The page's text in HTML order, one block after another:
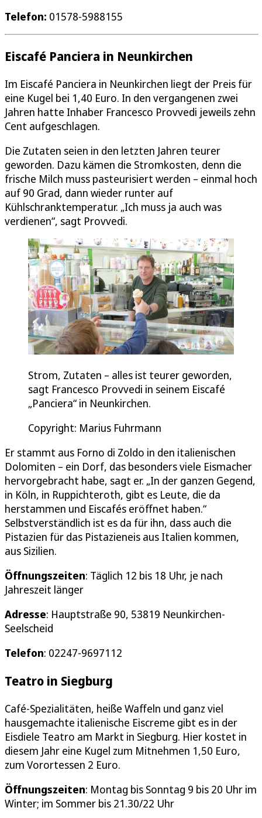
Telefon: 01578-5988155
Eiscafé Panciera in Neunkirchen
Im Eiscafé Panciera in Neunkirchen liegt der Preis für
eine Kugel bei 1,40 Euro. In den vergangenen zwei
Jahren hatte Inhaber Francesco Provvedi jeweils zehn
Cent aufgeschlagen.
Die Zutaten seien in den letzten Jahren teurer
geworden. Dazu kämen die Stromkosten, denn die
frische Milch muss pasteurisiert werden – einmal hoch
auf 90 Grad, dann wieder runter auf
Kühlschranktemperatur. „Ich muss ja auch was
verdienen“, sagt Provvedi.
Strom, Zutaten – alles ist teurer geworden,
sagt Francesco Provvedi in seinem Eiscafé
„Panciera“ in Neunkirchen.
Copyright: Marius Fuhrmann
Er stammt aus Forno di Zoldo in den italienischen
Dolomiten – ein Dorf, das besonders viele Eismacher
hervorgebracht habe, sagt er. „In der ganzen Gegend,
in Köln, in Ruppichteroth, gibt es Leute, die da
herstammen und Eiscafés eröffnet haben.“
Selbstverständlich ist es da für ihn, dass auch die
Pistazien für das Pistazieneis aus Italien kommen,
aus Sizilien.
Öffnungszeiten: Täglich 12 bis 18 Uhr, je nach
Jahreszeit länger
Adresse: Hauptstraße 90, 53819 Neunkirchen-
Seelscheid
Telefon: 02247-9697112
Teatro in Siegburg
Café-Spezialitäten, heiße Waffeln und ganz viel
hausgemachte italienische Eiscreme gibt es in der
Eisdiele Teatro am Markt in Siegburg. Hier kostet in
diesem Jahr eine Kugel zum Mitnehmen 1,50 Euro,
zum Vorortessen 2 Euro.
Öffnungszeiten: Montag bis Sonntag 9 bis 20 Uhr im
Winter; im Sommer bis 21.30/22 Uhr